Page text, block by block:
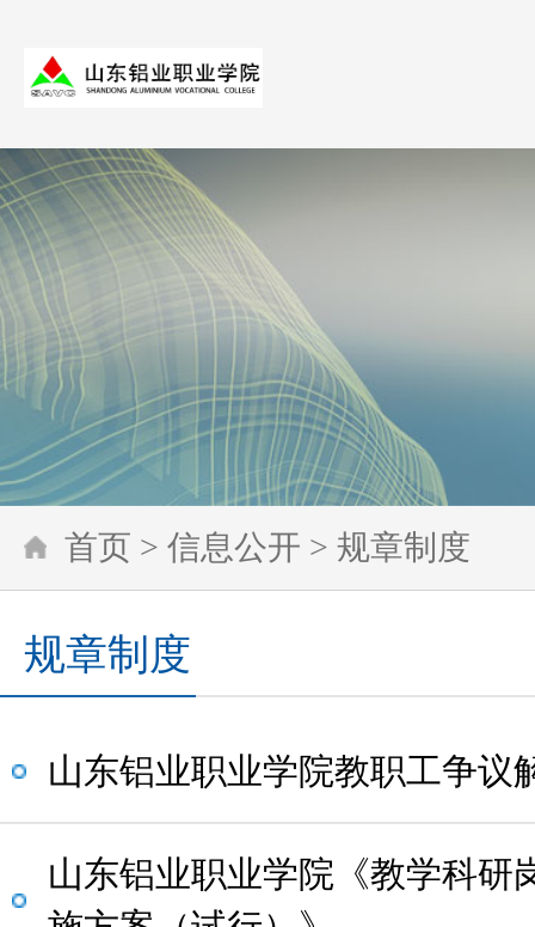
首页 > 信息公开 > 规章制度
规章制度
山东铝业职业学院教职工争议
山东铝业职业学院《教学科研